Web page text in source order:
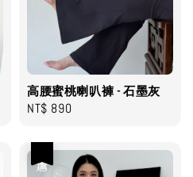
高腰蜜桃喇叭褲 - 石墨灰
Regular
NT$ 890